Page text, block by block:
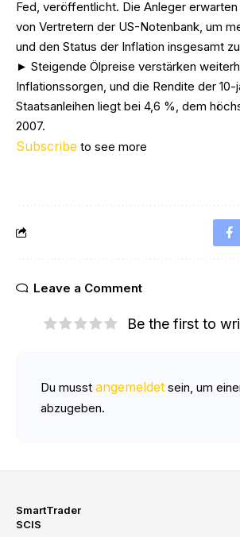
Fed, veröffentlicht. Die Anleger
von Vertretern der US-Notenbank, um
und den Status der Inflation insgesamt
► Steigende Ölpreise verstärken
Inflationssorgen, und die Rendite der 10-
Staatsanleihen liegt bei 4,6 %, dem
2007.
Subscribe to see more
Leave a Comment
Be the first to
Du musst angemeldet sein, um
abzugeben.
SmartTrader
SCIS